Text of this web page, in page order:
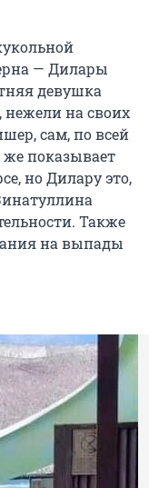
— Дилары
девушка
нежели на своих
сам, по всей
же показывает
но Дилару это,
Также
на выпады